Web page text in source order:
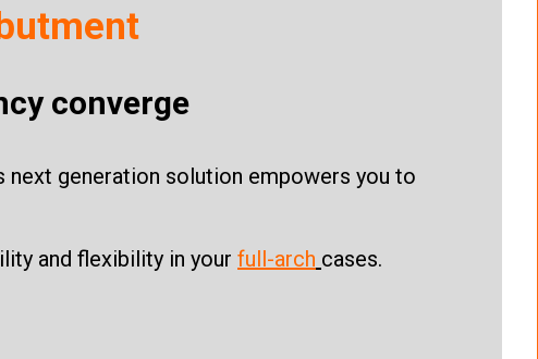
converge
generation solution empowers you to
and flexibility in your full-arch cases.